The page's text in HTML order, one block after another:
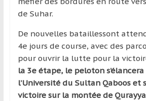
de Suhar.
De nouvelles bataillessont
4e jours de course, avec des
pour ouvrir la lutte pour la
la 3e étape, le peloton
l’Université du Sultan Qaboos et
victoire sur la montée de